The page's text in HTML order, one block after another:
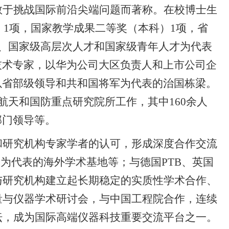
挑战国际前沿尖端问题而著称。在校博士生
1项，国家教学成果二等奖（本科） 1项，省
国家级高层次人才和国家级青年人才为代表
专家，以华为公司大区负责人和上市公司企
部级领导和共和国将军为代表的治国栋梁。
天和国防重点研究院所工作，其中160余人
领导等。
究机构专家学者的认可，形成深度合作交流
代表的海外学术基地等；与德国PTB、英国
究机构建立起长期稳定的实质性学术合作、
仪器学术研讨会，与中国工程院合作，连续
成为国际高端仪器科技重要交流平台之一。